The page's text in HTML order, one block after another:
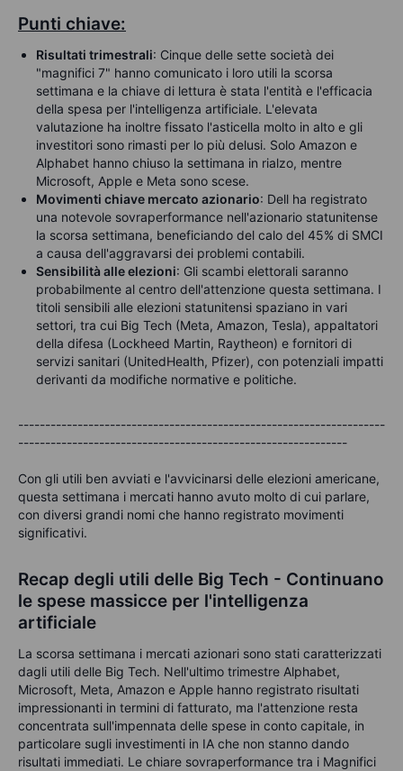
Punti chiave:
Risultati trimestrali: Cinque delle sette società dei
"magnifici 7" hanno comunicato i loro utili la scorsa
settimana e la chiave di lettura è stata l'entità e l'efficacia
della spesa per l'intelligenza artificiale. L'elevata
valutazione ha inoltre fissato l'asticella molto in alto e gli
investitori sono rimasti per lo più delusi. Solo Amazon e
Alphabet hanno chiuso la settimana in rialzo, mentre
Microsoft, Apple e Meta sono scese.
Movimenti chiave mercato azionario: Dell ha registrato
una notevole sovraperformance nell'azionario statunitense
la scorsa settimana, beneficiando del calo del 45% di SMCI
a causa dell'aggravarsi dei problemi contabili.
Sensibilità alle elezioni: Gli scambi elettorali saranno
probabilmente al centro dell'attenzione questa settimana. I
titoli sensibili alle elezioni statunitensi spaziano in vari
settori, tra cui Big Tech (Meta, Amazon, Tesla), appaltatori
della difesa (Lockheed Martin, Raytheon) e fornitori di
servizi sanitari (UnitedHealth, Pfizer), con potenziali impatti
derivanti da modifiche normative e politiche.
--------------------------------------------------------------------
-------------------------------------------------------------
Con gli utili ben avviati e l'avvicinarsi delle elezioni americane,
questa settimana i mercati hanno avuto molto di cui parlare,
con diversi grandi nomi che hanno registrato movimenti
significativi.
Recap degli utili delle Big Tech - Continuano
le spese massicce per l'intelligenza
artificiale
La scorsa settimana i mercati azionari sono stati caratterizzati
dagli utili delle Big Tech. Nell'ultimo trimestre Alphabet,
Microsoft, Meta, Amazon e Apple hanno registrato risultati
impressionanti in termini di fatturato, ma l'attenzione resta
concentrata sull'impennata delle spese in conto capitale, in
particolare sugli investimenti in IA che non stanno dando
risultati immediati. Le chiare sovraperformance tra i Magnifici